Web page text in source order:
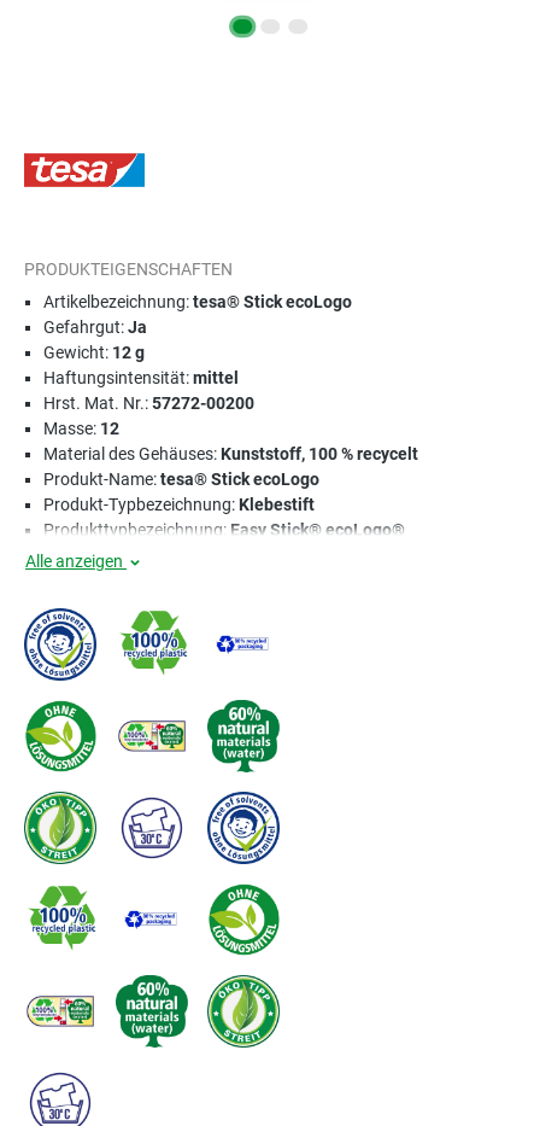
PRODUKTEIGENSCHAFTEN
Artikelbezeichnung:tesa® Stick ecoLogo
Gefahrgut:Ja
Gewicht: 12 g
Haftungsintensität:mittel
Hrst. Mat. Nr.:57272-00200
Masse: 12
Material des Gehäuses:Kunststoff, 100 % recycelt
Produkt-Name:tesa® Stick ecoLogo
Produkt-Typbezeichnung:Klebestift
Produkttypbezeichnung: Easy Stick® ecoLogo®
Alle anzeigen